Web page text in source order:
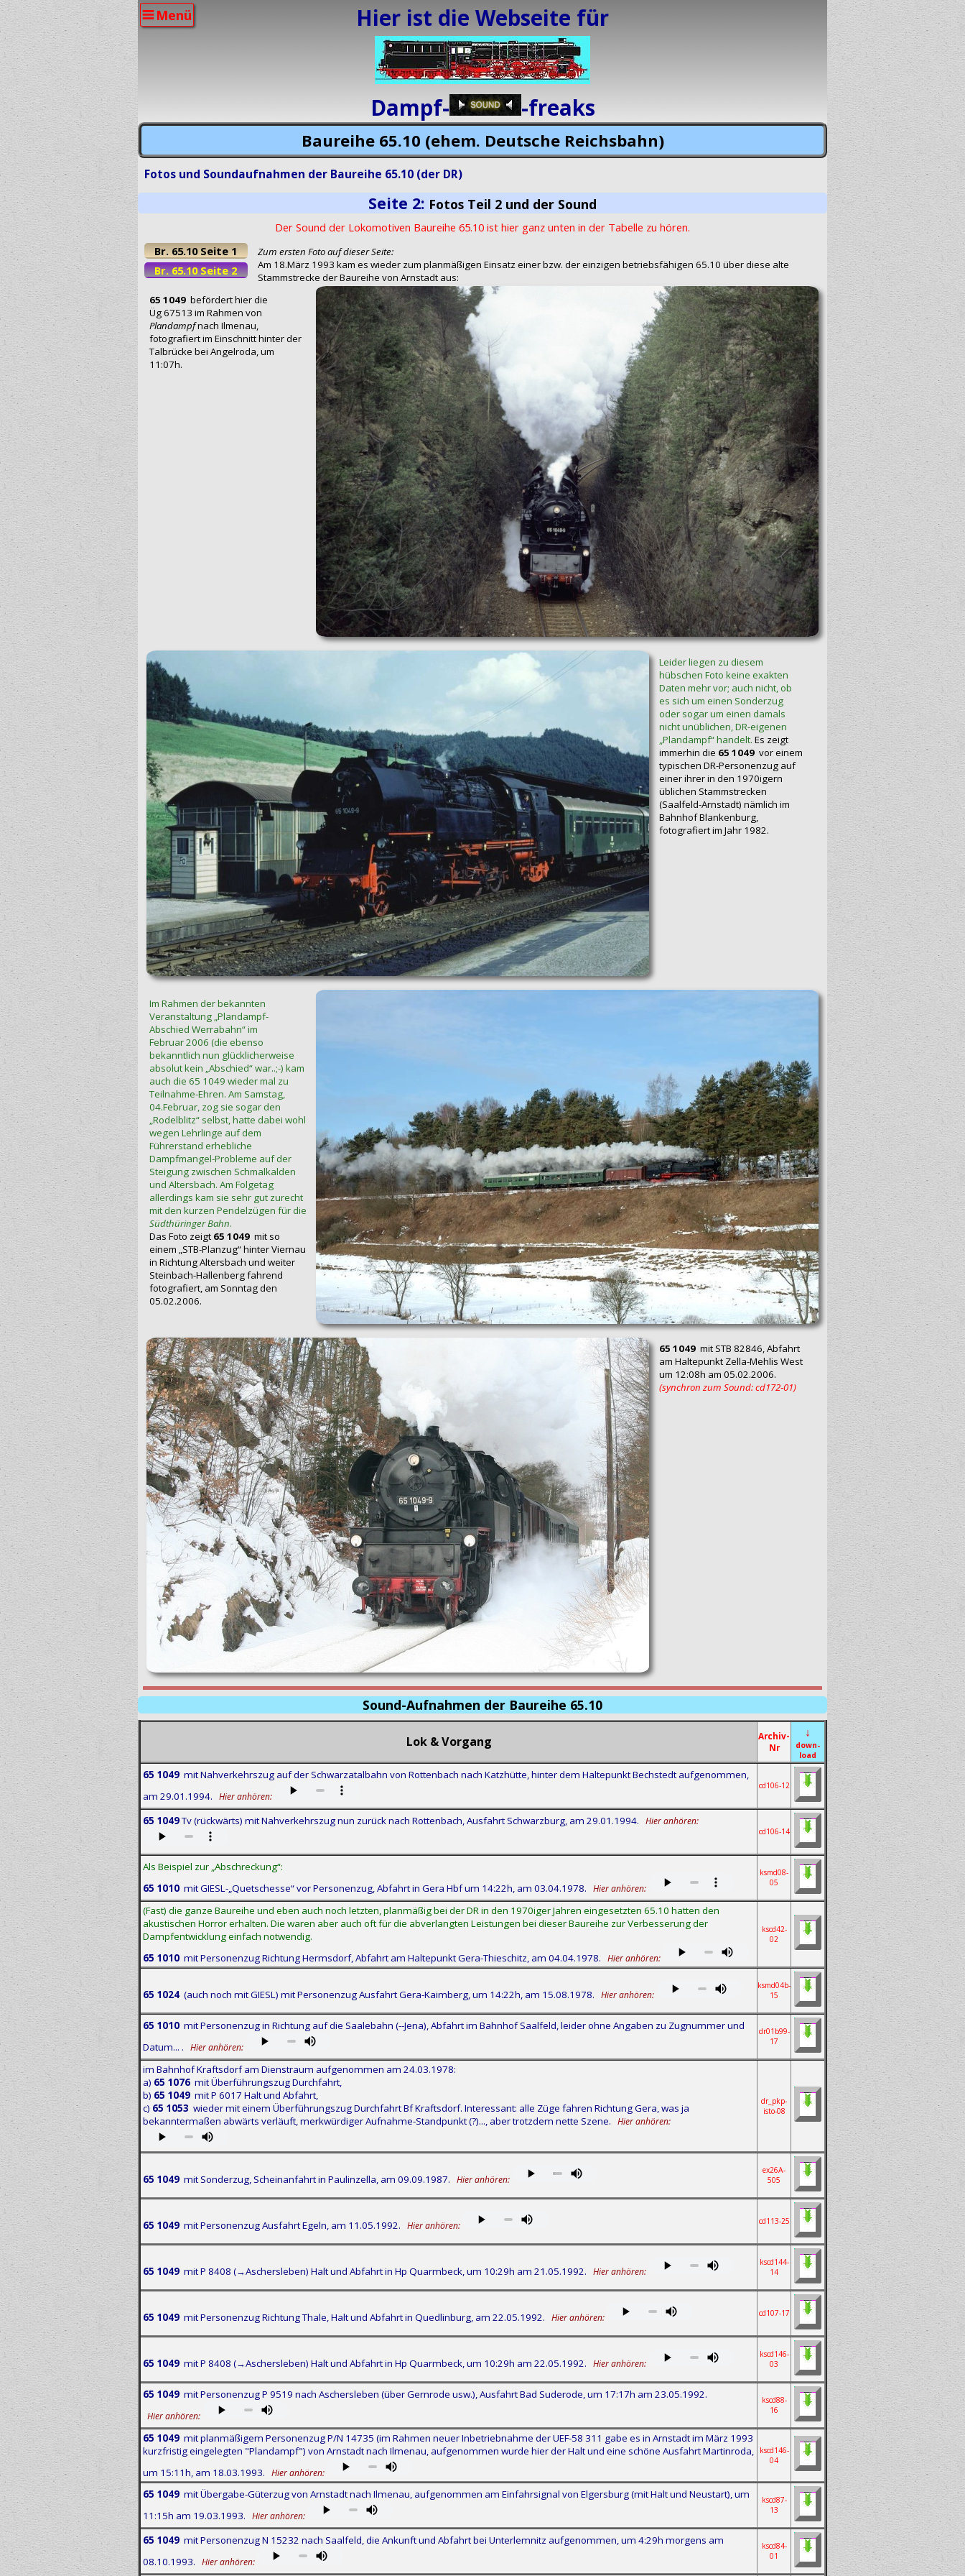
Menü Hier ist die Webseite für
Dampf- -freaks
Baureihe 65.10 (ehem. Deutsche Reichsbahn)
Fotos und Soundaufnahmen der Baureihe 65.10 (der DR)
Seite 2: Fotos Teil 2 und der Sound
Der Sound der Lokomotiven Baureihe 65.10 ist hier ganz unten in der Tabelle zu hören.
Br. 65.10 Seite 1
Br. 65.10 Seite 2
Zum ersten Foto auf dieser Seite:
Am 18.März 1993 kam es wieder zum planmäßigen Einsatz einer bzw. der einzigen betriebsfähigen 65.10 über diese alte
Stammstrecke der Baureihe von Arnstadt aus:
65 1049 befördert hier die
Üg 67513 im Rahmen von
Plandampfnach Ilmenau,
fotografiert im Einschnitt hinter der
Talbrücke bei Angelroda, um
11:07h.
Leider liegen zu diesem
hübschen Foto keine exakten
Daten mehr vor; auch nicht, ob
es sich um einen Sonderzug
oder sogar um einen damals
nicht unüblichen, DR-eigenen
„Plandampf“ handelt. Es zeigt
immerhin die 65 1049 vor einem
typischen DR-Personenzug auf
einer ihrer in den 1970igern
üblichen Stammstrecken
(Saalfeld-Arnstadt) nämlich im
Bahnhof Blankenburg,
fotografiert im Jahr 1982.
Im Rahmen der bekannten
Veranstaltung „Plandampf-
Abschied Werrabahn“ im
Februar 2006 (die ebenso
bekanntlich nun glücklicherweise
absolut kein „Abschied“ war..;-) kam
auch die 65 1049 wieder mal zu
Teilnahme-Ehren. Am Samstag,
04.Februar, zog sie sogar den
„Rodelblitz“ selbst, hatte dabei wohl
wegen Lehrlinge auf dem
Führerstand erhebliche
Dampfmangel-Probleme auf der
Steigung zwischen Schmalkalden
und Altersbach. Am Folgetag
allerdings kam sie sehr gut zurecht
mit den kurzen Pendelzügen für die
Südthüringer Bahn.
Das Foto zeigt 65 1049 mit so
einem „STB-Planzug“ hinter Viernau
in Richtung Altersbach und weiter
Steinbach-Hallenberg fahrend
fotografiert, am Sonntag den
05.02.2006.
65 1049 mit STB 82846, Abfahrt
am Haltepunkt Zella-Mehlis West
um 12:08h am 05.02.2006.
(synchron zum Sound: cd172‑01)
Sound-Aufnahmen der Baureihe 65.10
Lok & Vorgang
Archiv-
Nr
↓
down-
load
65 1049 mit Nahverkehrszug auf der Schwarzatalbahn von Rottenbach nach Katzhütte, hinter dem Haltepunkt Bechstedt aufgenommen,
am 29.01.1994. Hier anhören:
cd106-12
65 1049Tv (rückwärts) mit Nahverkehrszug nun zurück nach Rottenbach, Ausfahrt Schwarzburg, am 29.01.1994. Hier anhören:
cd106-14
Als Beispiel zur „Abschreckung“:
65 1010 mit GIESL-„Quetschesse“ vor Personenzug, Abfahrt in Gera Hbf um 14:22h, am 03.04.1978. Hier anhören:
ksmd08-
05
(Fast) die ganze Baureihe und eben auch noch letzten, planmäßig bei der DR in den 1970iger Jahren eingesetzten 65.10 hatten den
akustischen Horror erhalten. Die waren aber auch oft für die abverlangten Leistungen bei dieser Baureihe zur Verbesserung der
Dampfentwicklung einfach notwendig.
65 1010 mit Personenzug Richtung Hermsdorf, Abfahrt am Haltepunkt Gera-Thieschitz, am 04.04.1978. Hier anhören:
kscd42-
02
65 1024 (auch noch mit GIESL) mit Personenzug Ausfahrt Gera-Kaimberg, um 14:22h, am 15.08.1978. Hier anhören:
ksmd04b-
15
65 1010 mit Personenzug in Richtung auf die Saalebahn (--Jena), Abfahrt im Bahnhof Saalfeld, leider ohne Angaben zu Zugnummer und
Datum... . Hier anhören:
dr01b99-
17
im Bahnhof Kraftsdorf am Dienstraum aufgenommen am 24.03.1978:
a) 65 1076 mit Überführungszug Durchfahrt,
b) 65 1049 mit P 6017 Halt und Abfahrt,
c) 65 1053 wieder mit einem Überführungszug Durchfahrt Bf Kraftsdorf. Interessant: alle Züge fahren Richtung Gera, was ja
bekanntermaßen abwärts verläuft, merkwürdiger Aufnahme-Standpunkt (?)..., aber trotzdem nette Szene. Hier anhören:
dr_pkp-
isto-08
65 1049 mit Sonderzug, Scheinanfahrt in Paulinzella, am 09.09.1987. Hier anhören:
ex26A-
505
65 1049 mit Personenzug Ausfahrt Egeln, am 11.05.1992. Hier anhören: cd113-25
65 1049 mit P 8408 (→Aschersleben) Halt und Abfahrt in Hp Quarmbeck, um 10:29h am 21.05.1992. Hier anhören:
kscd144-
14
65 1049 mit Personenzug Richtung Thale, Halt und Abfahrt in Quedlinburg, am 22.05.1992. Hier anhören: cd107-17
65 1049 mit P 8408 (→Aschersleben) Halt und Abfahrt in Hp Quarmbeck, um 10:29h am 22.05.1992. Hier anhören:
kscd146-
03
65 1049 mit Personenzug P 9519 nach Aschersleben (über Gernrode usw.), Ausfahrt Bad Suderode, um 17:17h am 23.05.1992.
Hier anhören:
kscd88-
16
65 1049 mit planmäßigem Personenzug P/N 14735 (im Rahmen neuer Inbetriebnahme der UEF-58 311 gabe es in Arnstadt im März 1993
kurzfristig eingelegten "Plandampf") von Arnstadt nach Ilmenau, aufgenommen wurde hier der Halt und eine schöne Ausfahrt Martinroda,
um 15:11h, am 18.03.1993. Hier anhören:
kscd146-
04
65 1049 mit Übergabe-Güterzug von Arnstadt nach Ilmenau, aufgenommen am Einfahrsignal von Elgersburg (mit Halt und Neustart), um
11:15h am 19.03.1993. Hier anhören:
kscd87-
13
65 1049 mit Personenzug N 15232 nach Saalfeld, die Ankunft und Abfahrt bei Unterlemnitz aufgenommen, um 4:29h morgens am
08.10.1993. Hier anhören:
kscd84-
01